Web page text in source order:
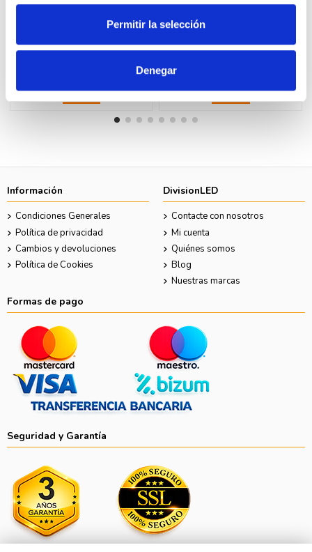
Permitir la selección
Denegar
Fuera de stock
LEGRAND 27503 idrobox-caja
ip55 3 modulos gris
Ver
LEGRAND 25404 idrobox-caja
ip40 4 modulos gris
Ver
Información
Condiciones Generales
Política de privacidad
Cambios y devoluciones
Política de Cookies
DivisionLED
Contacte con nosotros
Mi cuenta
Quiénes somos
Blog
Nuestras marcas
Formas de pago
Seguridad y Garantía